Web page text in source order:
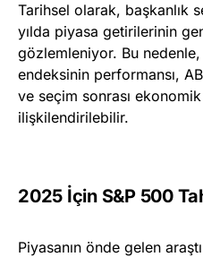
Tarihsel olarak, başkanlık
yılda piyasa getirilerinin
gözlemleniyor. Bu
endeksinin performansı,
ve seçim sonrası
ilişkilendirilebilir.
2025 İçin S&P 500
Piyasanın önde gelen